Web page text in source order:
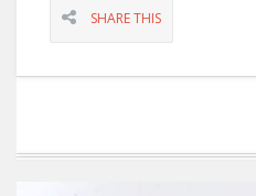
SHARE THIS